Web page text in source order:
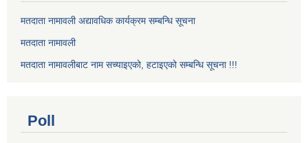
मतदाता नामावली अद्यावधिक कार्यक्रम सम्बन्धि सूचना
मतदाता नामावली
मतदाता नामावलीबाट नाम सच्याइएको, हटाइएको सम्बन्धि सूचना !!!
Poll